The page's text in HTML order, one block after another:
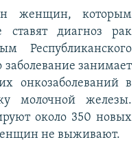
женщин, которым
ставят диагноз рак
заболевание занимает
онкозаболеваний в
молочной железы.
около 350 новых
не выживают.